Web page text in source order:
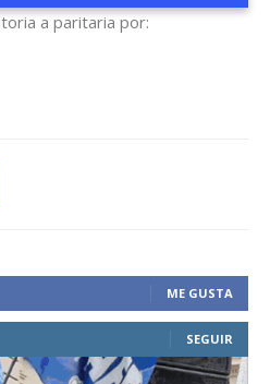
a paritaria por:
ME GUSTA
SEGUIR